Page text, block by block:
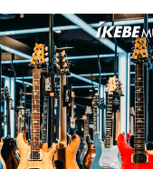
キーボード
DJ機器